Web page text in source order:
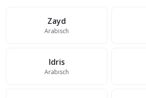
Zayd
Arabisch
Idris
Arabisch